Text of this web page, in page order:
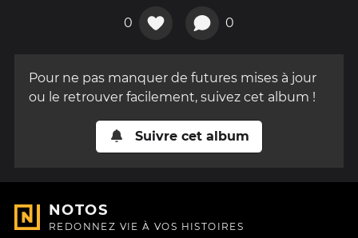
0 0
Pour ne pas manquer de futures mises à jour
ou le retrouver facilement, suivez cet album !
Suivre cet album
NOTOS
REDONNEZ VIE À VOS HISTOIRES